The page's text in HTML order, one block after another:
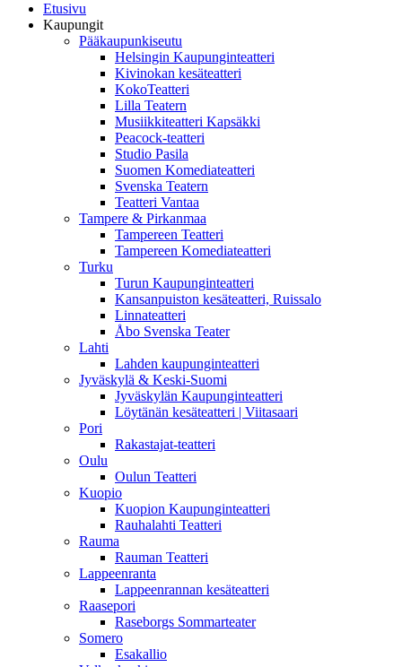
Etusivu
Kaupungit
Pääkaupunkiseutu
Helsingin Kaupunginteatteri
Kivinokan kesäteatteri
KokoTeatteri
Lilla Teatern
Musiikkiteatteri Kapsäkki
Peacock-teatteri
Studio Pasila
Suomen Komediateatteri
Svenska Teatern
Teatteri Vantaa
Tampere & Pirkanmaa
Tampereen Teatteri
Tampereen Komediateatteri
Turku
Turun Kaupunginteatteri
Kansanpuiston kesäteatteri, Ruissalo
Linnateatteri
Åbo Svenska Teater
Lahti
Lahden kaupunginteatteri
Jyväskylä & Keski-Suomi
Jyväskylän Kaupunginteatteri
Löytänän kesäteatteri | Viitasaari
Pori
Rakastajat-teatteri
Oulu
Oulun Teatteri
Kuopio
Kuopion Kaupunginteatteri
Rauhalahti Teatteri
Rauma
Rauman Teatteri
Lappeenranta
Lappeenrannan kesäteatteri
Raasepori
Raseborgs Sommarteater
Somero
Esakallio